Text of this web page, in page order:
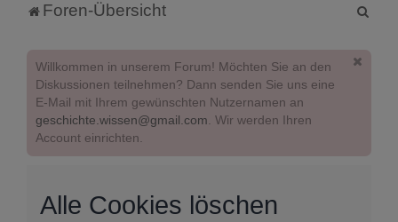
Foren-Übersicht
Willkommen in unserem Forum! Möchten Sie an den
Diskussionen teilnehmen? Dann senden Sie uns eine
E-Mail mit Ihrem gewünschten Nutzernamen an
geschichte.wissen@gmail.com. Wir werden Ihren
Account einrichten.
Alle Cookies löschen